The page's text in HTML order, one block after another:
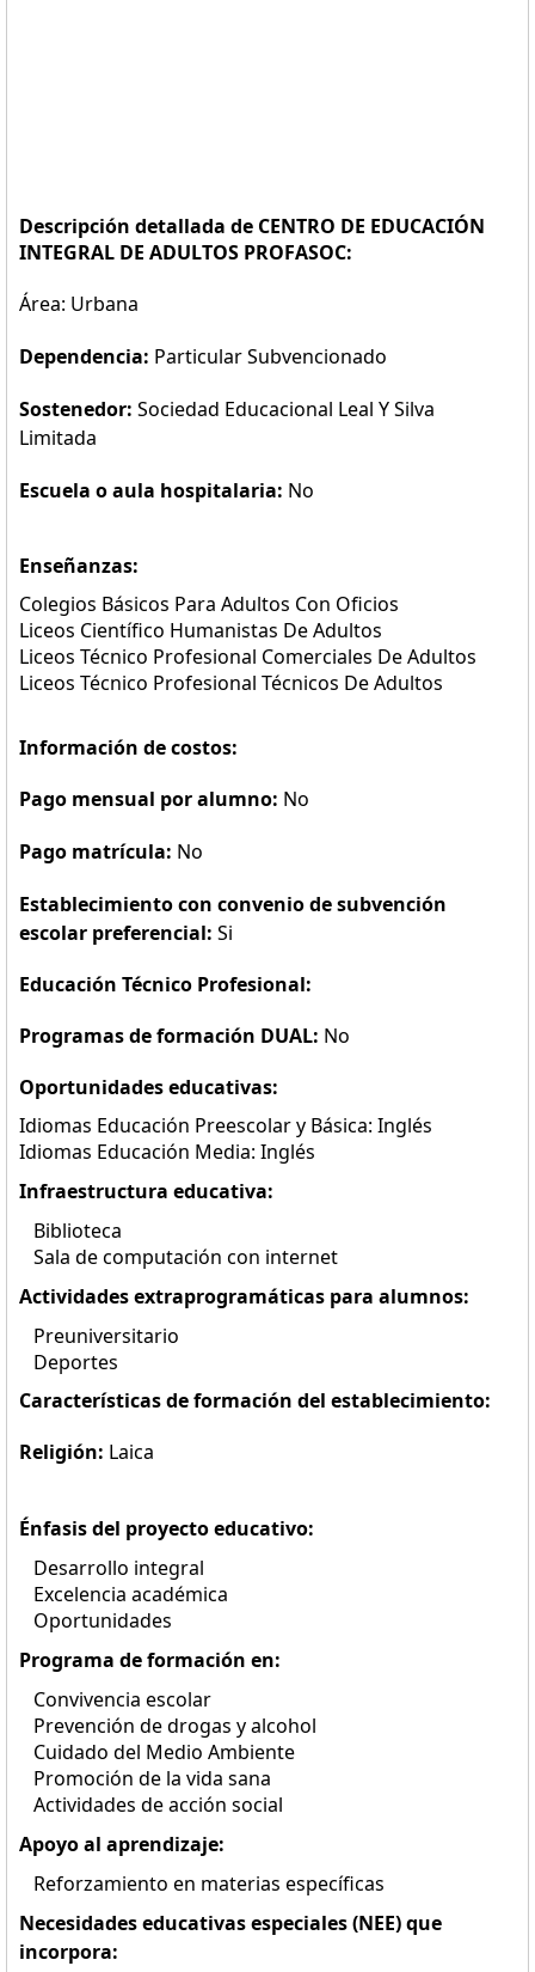
Descripción detallada de CENTRO DE EDUCACIÓN
INTEGRAL DE ADULTOS PROFASOC:
Área: Urbana
Dependencia: Particular Subvencionado
Sostenedor: Sociedad Educacional Leal Y Silva
Limitada
Escuela o aula hospitalaria: No
Enseñanzas:
Colegios Básicos Para Adultos Con Oficios
Liceos Científico Humanistas De Adultos
Liceos Técnico Profesional Comerciales De Adultos
Liceos Técnico Profesional Técnicos De Adultos
Información de costos:
Pago mensual por alumno: No
Pago matrícula: No
Establecimiento con convenio de subvención
escolar preferencial: Si
Educación Técnico Profesional:
Programas de formación DUAL: No
Oportunidades educativas:
Idiomas Educación Preescolar y Básica: Inglés
Idiomas Educación Media: Inglés
Infraestructura educativa:
Biblioteca
Sala de computación con internet
Actividades extraprogramáticas para alumnos:
Preuniversitario
Deportes
Características de formación del establecimiento:
Religión: Laica
Énfasis del proyecto educativo:
Desarrollo integral
Excelencia académica
Oportunidades
Programa de formación en:
Convivencia escolar
Prevención de drogas y alcohol
Cuidado del Medio Ambiente
Promoción de la vida sana
Actividades de acción social
Apoyo al aprendizaje:
Reforzamiento en materias específicas
Necesidades educativas especiales (NEE) que
incorpora: